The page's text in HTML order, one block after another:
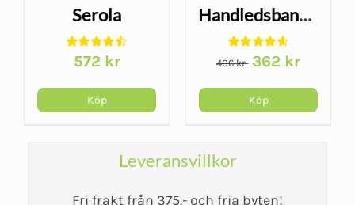
Serola
Sacroiliac Belt
572 kr
Köp
Handledsbandage
- Wrist Lacer
406kr Det
priset
362 krDet
Köp
Leveransvillkor
Fri frakt från 375.- och fria byten!